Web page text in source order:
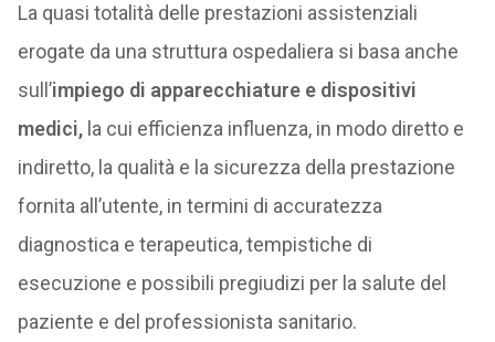
La quasi totalità delle prestazioni assistenziali
erogate da una struttura ospedaliera si basa anche
sull’impiego di apparecchiature e dispositivi
medici,la cui efficienza influenza, in modo diretto e
indiretto, la qualità e la sicurezza della prestazione
fornita all’utente, in termini di accuratezza
diagnostica e terapeutica, tempistiche di
esecuzione e possibili pregiudizi per la salute del
paziente e del professionista sanitario.